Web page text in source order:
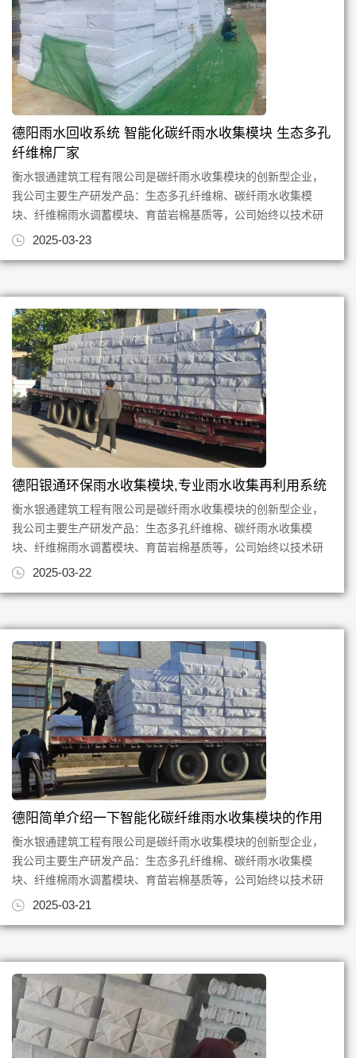
德阳雨水回收系统 智能化碳纤雨水收集模块 生态多孔
纤维棉厂家
衡水银通建筑工程有限公司是碳纤雨水收集模块的创新型企业，
我公司主要生产研发产品：生态多孔纤维棉、碳纤雨水收集模
块、纤维棉雨水调蓄模块、育苗岩棉基质等，公司始终以技术研
发创新为根，质量为本，专注...
2025-03-23
德阳银通环保雨水收集模块,专业雨水收集再利用系统
衡水银通建筑工程有限公司是碳纤雨水收集模块的创新型企业，
我公司主要生产研发产品：生态多孔纤维棉、碳纤雨水收集模
块、纤维棉雨水调蓄模块、育苗岩棉基质等，公司始终以技术研
发创新为根，质量为本，专注...
2025-03-22
德阳简单介绍一下智能化碳纤维雨水收集模块的作用
衡水银通建筑工程有限公司是碳纤雨水收集模块的创新型企业，
我公司主要生产研发产品：生态多孔纤维棉、碳纤雨水收集模
块、纤维棉雨水调蓄模块、育苗岩棉基质等，公司始终以技术研
发创新为根，质量为本，专注...
2025-03-21